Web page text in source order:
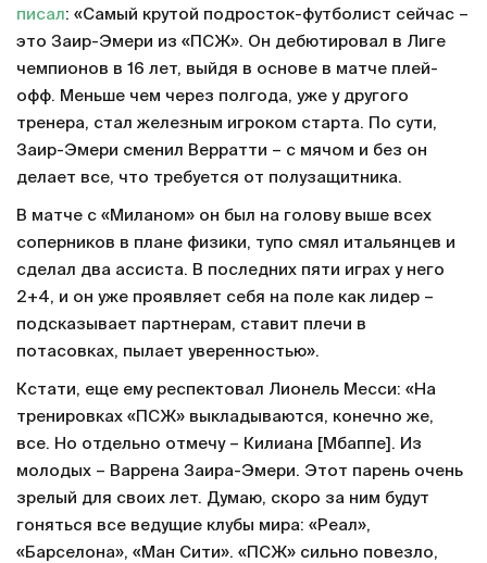
писал: «Самый крутой подросток-футболист сейчас –
это Заир-Эмери из «ПСЖ». Он дебютировал в Лиге
чемпионов в 16 лет, выйдя в основе в матче плей-
офф. Меньше чем через полгода, уже у другого
тренера, стал железным игроком старта. По сути,
Заир-Эмери сменил Верратти – с мячом и без он
делает все, что требуется от полузащитника.
В матче с «Миланом» он был на голову выше всех
соперников в плане физики, тупо смял итальянцев и
сделал два ассиста. В последних пяти играх у него
2+4, и он уже проявляет себя на поле как лидер –
подсказывает партнерам, ставит плечи в
потасовках, пылает уверенностью».
Кстати, еще ему респектовал Лионель Месси: «На
тренировках «ПСЖ» выкладываются, конечно же,
все. Но отдельно отмечу – Килиана [Мбаппе]. Из
молодых – Варрена Заира-Эмери. Этот парень очень
зрелый для своих лет. Думаю, скоро за ним будут
гоняться все ведущие клубы мира: «Реал»,
«Барселона», «Ман Сити». «ПСЖ» сильно повезло,